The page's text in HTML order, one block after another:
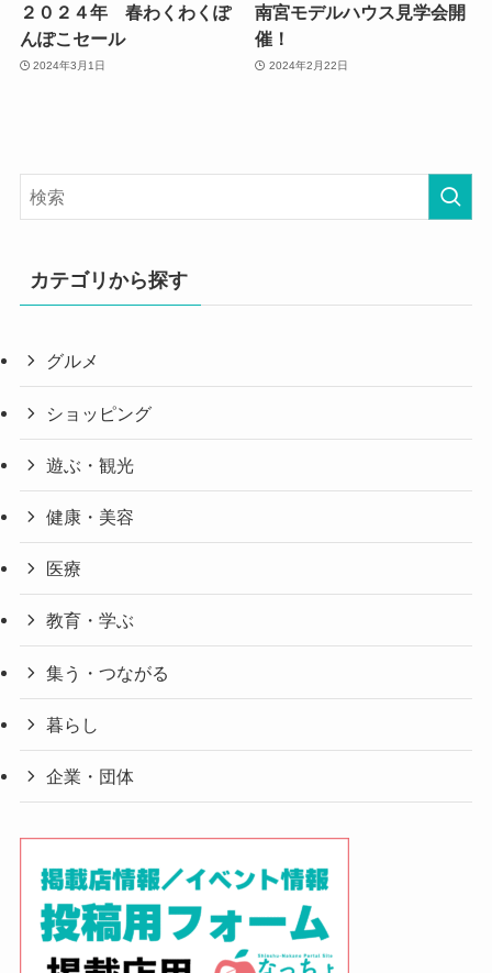
２０２４年 春わくわくぽ
んぽこセール
2024年3月1日
南宮モデルハウス見学会開
催！
2024年2月22日
カテゴリから探す
グルメ
ショッピング
遊ぶ・観光
健康・美容
医療
教育・学ぶ
集う・つながる
暮らし
企業・団体